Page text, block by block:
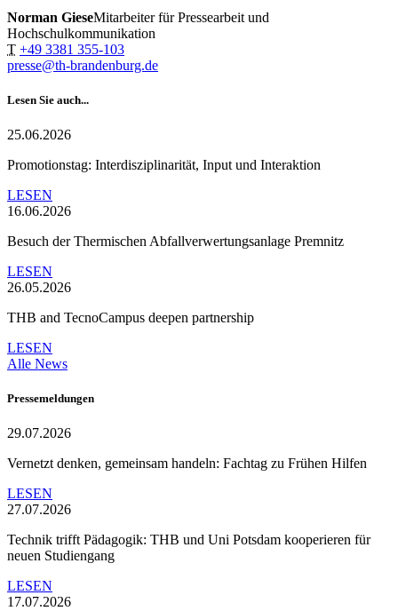
Norman GieseMitarbeiter für Pressearbeit und
Hochschulkommunikation
T +49 3381 355-103
presse@th-brandenburg.de
Lesen Sie auch...
25.06.2026
Promotionstag: Interdisziplinarität, Input und Interaktion
LESEN
16.06.2026
Besuch der Thermischen Abfallverwertungsanlage Premnitz
LESEN
26.05.2026
THB and TecnoCampus deepen partnership
LESEN
Alle News
Pressemeldungen
29.07.2026
Vernetzt denken, gemeinsam handeln: Fachtag zu Frühen Hilfen
LESEN
27.07.2026
Technik trifft Pädagogik: THB und Uni Potsdam kooperieren für
neuen Studiengang
LESEN
17.07.2026